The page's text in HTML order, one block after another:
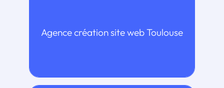
Agence création site web Toulouse
> Notre expertise Création de site web